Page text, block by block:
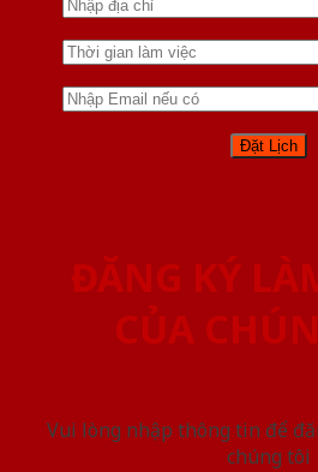
ĐĂNG KÝ
CỦA
Vui lòng nhập thông tin để
chúng tôi